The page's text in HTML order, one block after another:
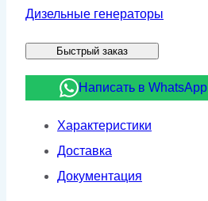
генератор
GE.PK.220/200.SS
Дизельные генераторы
Быстрый заказ
Написать в WhatsApp
Характеристики
Доставка
Документация